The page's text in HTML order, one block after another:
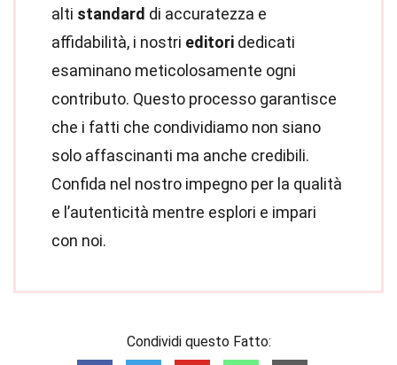
alti standard di accuratezza e
affidabilità, i nostri editori dedicati
esaminano meticolosamente ogni
contributo. Questo processo garantisce
che i fatti che condividiamo non siano
solo affascinanti ma anche credibili.
Confida nel nostro impegno per la qualità
e l’autenticità mentre esplori e impari
con noi.
Condividi questo Fatto: